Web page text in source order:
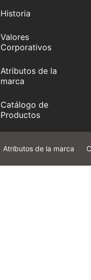
Historia
Valores
Corporativos
Atributos de la
marca
Catálogo de
Productos
Atributos de la marca